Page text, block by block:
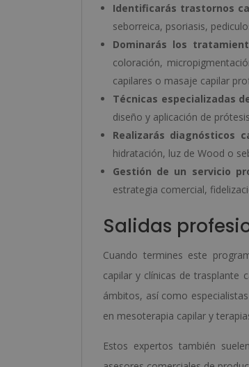
Identificarás trastornos
seborreica, psoriasis,
Dominarás los
coloración,
capilares o masaje capilar
Técnicas especializadas
diseño y aplicación de
Realizarás diagnósticos
hidratación, luz de Wood o
Gestión de un servicio
estrategia comercial,
Salidas
Cuando termines este
capilar y clínicas de trasplante
ámbitos, así como
en mesoterapia capilar y
Estos expertos también